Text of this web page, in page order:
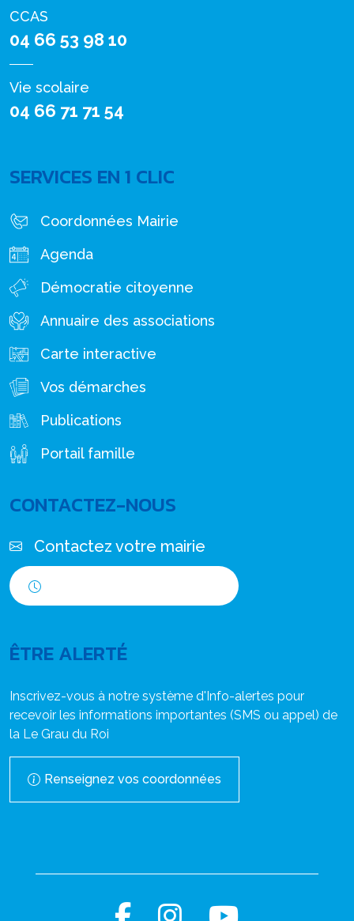
CCAS
04 66 53 98 10
Vie scolaire
04 66 71 71 54
SERVICES EN 1 CLIC
Coordonnées Mairie
Agenda
Démocratie citoyenne
Annuaire des associations
Carte interactive
Vos démarches
Publications
Portail famille
CONTACTEZ-NOUS
Contactez votre mairie
ÊTRE ALERTÉ
Inscrivez-vous à notre système d'Info-alertes pour
recevoir les informations importantes (SMS ou appel) de
la Le Grau du Roi
Renseignez vos coordonnées